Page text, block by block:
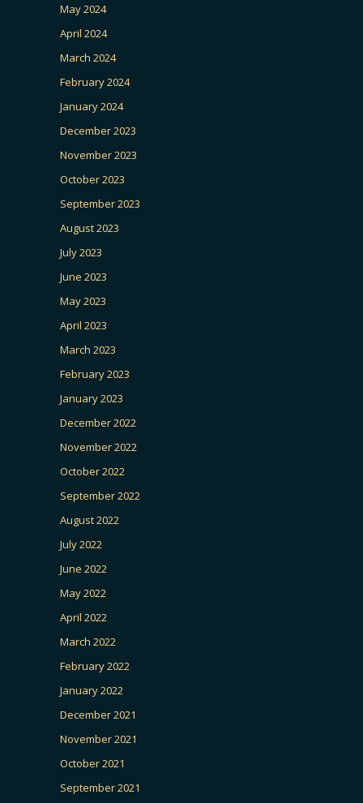
May 2024
April 2024
March 2024
February 2024
January 2024
December 2023
November 2023
October 2023
September 2023
August 2023
July 2023
June 2023
May 2023
April 2023
March 2023
February 2023
January 2023
December 2022
November 2022
October 2022
September 2022
August 2022
July 2022
June 2022
May 2022
April 2022
March 2022
February 2022
January 2022
December 2021
November 2021
October 2021
September 2021